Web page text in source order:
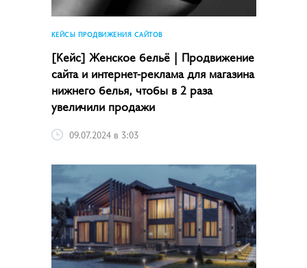
КЕЙСЫ ПРОДВИЖЕНИЯ САЙТОВ
[Кейс] Женское бельё | Продвижение
сайта и интернет-реклама для магазина
нижнего белья, чтобы в 2 раза
увеличили продажи
09.07.2024 в 3:03